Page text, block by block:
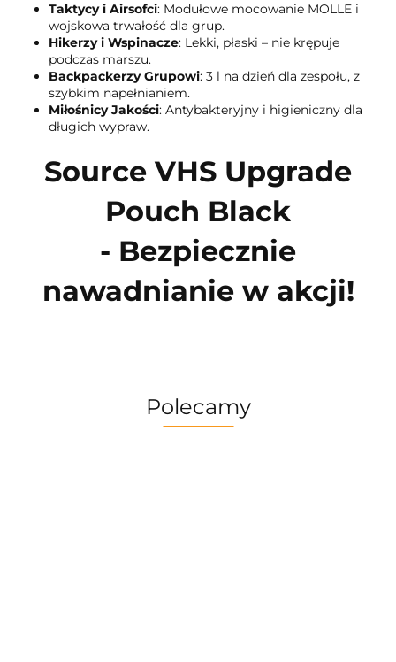
Taktycy i Airsofci: Modułowe mocowanie MOLLE i
wojskowa trwałość dla grup.
Hikerzy i Wspinacze: Lekki, płaski – nie krępuje
podczas marszu.
Backpackerzy Grupowi: 3 l na dzień dla zespołu, z
szybkim napełnianiem.
Miłośnicy Jakości: Antybakteryjny i higieniczny dla
długich wypraw.
Source VHS Upgrade
Pouch Black
- Bezpiecznie
nawadnianie w akcji!
Polecamy